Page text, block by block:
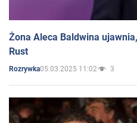
Żona Aleca Baldwina
Rust
Rozrywka05.03.2025 11:02 3